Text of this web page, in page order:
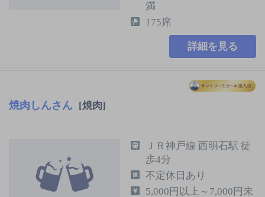
満
175席
詳細を見る
焼肉しんさん [焼肉]
ＪＲ神戸線 西明石駅 徒
歩4分
不定休日あり
5,000円以上～7,000円未